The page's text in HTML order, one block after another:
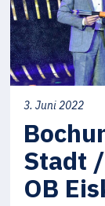
3. Juni 2022
Stadt
OB